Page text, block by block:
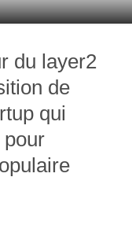
du layer2
de
qui
pour